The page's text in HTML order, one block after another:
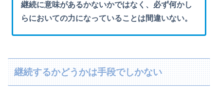
継続に意味があるかないかではなく、必ず何かし
らにおいての力になっていることは間違いない。
継続するかどうかは手段でしかない